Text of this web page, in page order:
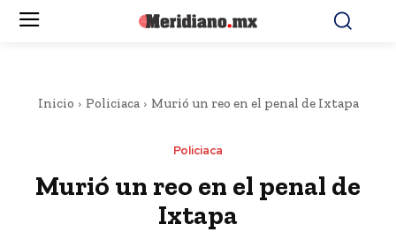
Inicio Policiaca Murió un reo en el penal de Ixtapa
Policiaca
Murió un reo en el penal de
Ixtapa